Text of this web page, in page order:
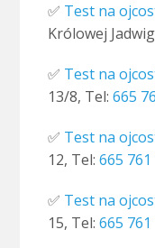
✅ Test na
Królowej
✅ Test na
13/8, Tel: 665
✅ Test na
12, Tel: 665 761
✅ Test na
15, Tel: 665 761